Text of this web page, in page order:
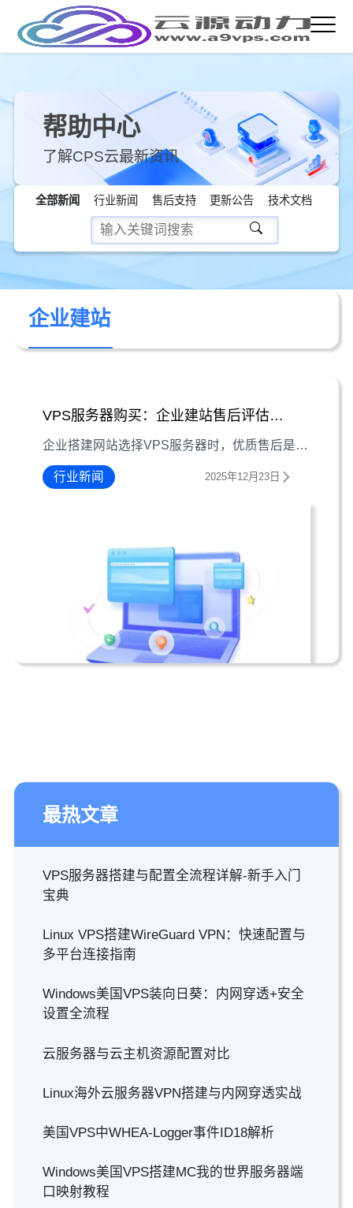
帮助中心
了解CPS云最新资讯
全部新闻 行业新闻 售后支持 更新公告 技术文档
企业建站
VPS服务器购买：企业建站售后评估5大要点
企业搭建网站选择VPS服务器时，优质售后是保障业务稳定的关键。本文梳理响应时间、技术专业性等5大评估要点，助你选对服务商。
行业新闻 2025年12月23日
最热文章
VPS服务器搭建与配置全流程详解-新手入门
宝典
Linux VPS搭建WireGuard VPN：快速配置与
多平台连接指南
Windows美国VPS装向日葵：内网穿透+安全
设置全流程
云服务器与云主机资源配置对比
Linux海外云服务器VPN搭建与内网穿透实战
美国VPS中WHEA-Logger事件ID18解析
Windows美国VPS搭建MC我的世界服务器端
口映射教程